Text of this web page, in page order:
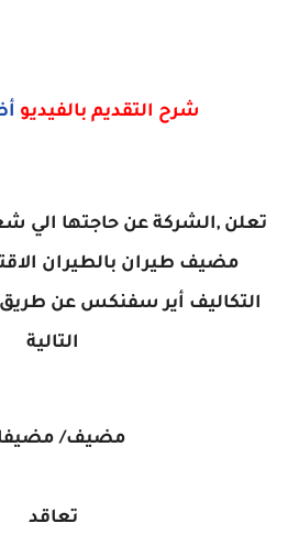
شرح التقديم بالفيديو
تعلن ,الشركة عن حاجتها الي
مضيف طيران بالطيران
التكاليف أير سفنكس عن طريق
التالية
مضيف/
تعاقد